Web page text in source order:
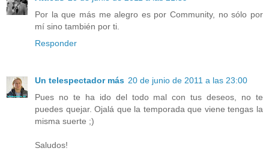
Por la que más me alegro es por Community, no sólo por
mí sino también por ti.
Responder
Un telespectador más 20 de junio de 2011 a las 23:00
Pues no te ha ido del todo mal con tus deseos, no te
puedes quejar. Ojalá que la temporada que viene tengas la
misma suerte ;)
Saludos!